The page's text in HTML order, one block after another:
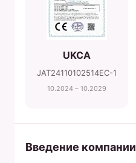
UKCA
JAT24110102514EC-1
10.2024 – 10.2029
Введение компании